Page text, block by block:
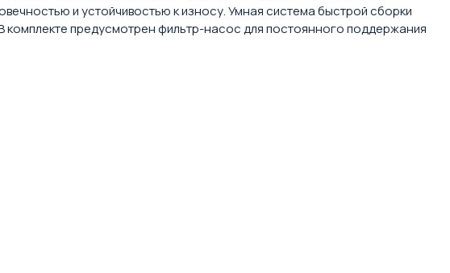
и устойчивостью к износу. Умная система быстрой сборки
комплекте предусмотрен фильтр-насос для постоянного поддержания